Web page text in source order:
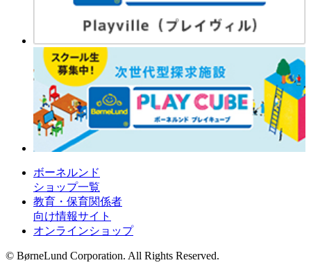
ボーネルンド
ショップ一覧
教育・保育関係者
向け情報サイト
オンラインショップ
© BørneLund Corporation. All Rights Reserved.